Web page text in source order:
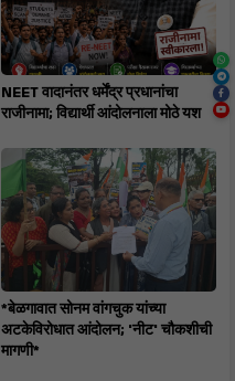
NEET वादानंतर धर्मेंद्र प्रधानांचा
राजीनामा; विद्यार्थी आंदोलनाला मोठे यश
*बेळगावात सोनम वांगचुक यांच्या
अटकेविरोधात आंदोलन; 'नीट' चौकशीची
मागणी*